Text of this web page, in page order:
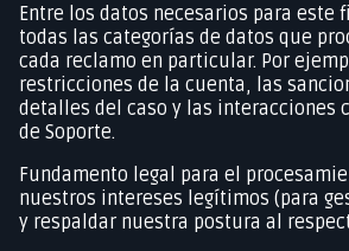
Entre los datos necesarios para este
todas las categorías de datos que
cada reclamo en particular. Por
restricciones de la cuenta, las
detalles del caso y las interacciones
de Soporte.
Fundamento legal para el
nuestros intereses legítimos (para
y respaldar nuestra postura al